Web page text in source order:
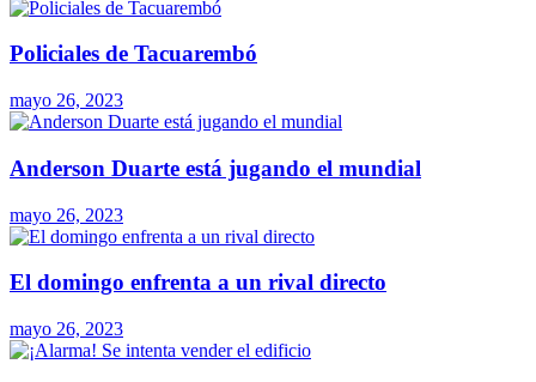
Policiales de Tacuarembó
mayo 26, 2023
Anderson Duarte está jugando el mundial
mayo 26, 2023
El domingo enfrenta a un rival directo
mayo 26, 2023